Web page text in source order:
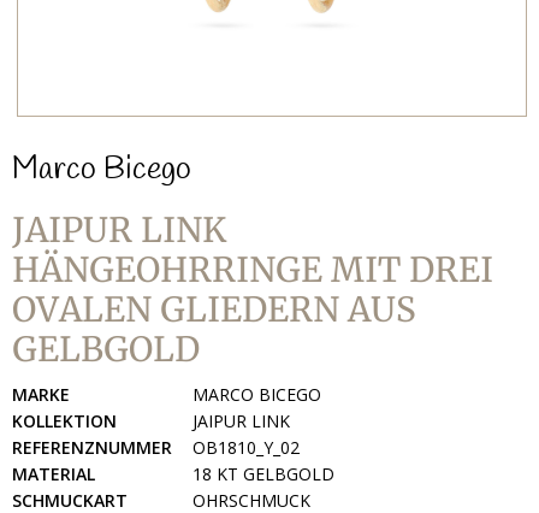
Marco Bicego
JAIPUR LINK
HÄNGEOHRRINGE MIT DREI
OVALEN GLIEDERN AUS
GELBGOLD
MARKE
MARCO BICEGO
KOLLEKTION
JAIPUR LINK
REFERENZNUMMER
OB1810_Y_02
MATERIAL
18 KT GELBGOLD
SCHMUCKART
OHRSCHMUCK